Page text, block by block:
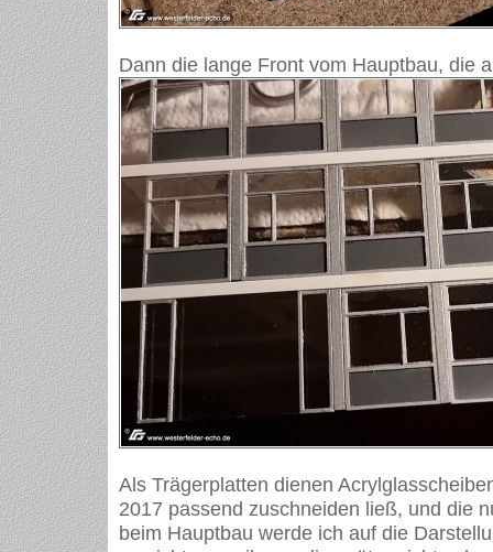
Dann die lange Front vom Hauptbau, die
Als Trägerplatten dienen
2017 passend zuschneiden ließ, und die
beim Hauptbau werde ich auf die